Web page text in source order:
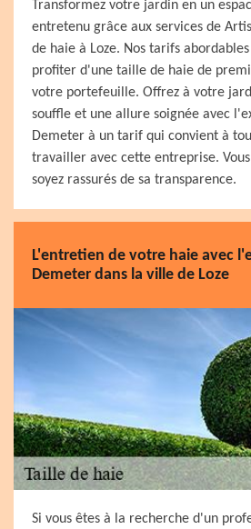
Transformez votre jardin en un
entretenu grâce aux services de
de haie à Loze. Nos tarifs
profiter d'une taille de haie de
votre portefeuille. Offrez à votre
souffle et une allure soignée avec
Demeter à un tarif qui convient à
travailler avec cette entreprise.
soyez rassurés de sa transparence.
L'entretien de votre haie avec
Demeter dans la ville de Loze
Si vous êtes à la recherche d'un